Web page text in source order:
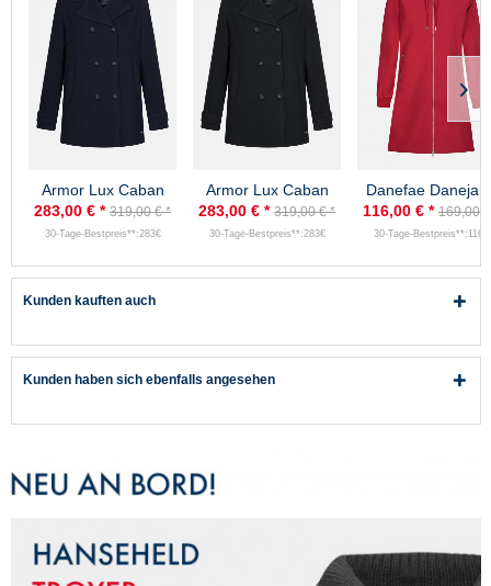
Armor Lux Caban
Damen Marine
283,00 € * 319,00 € *
30-Tage-Bestpreis**:283€
Armor Lux Caban
Damen Schwarz
283,00 € * 319,00 € *
30-Tage-Bestpreis**:283€
Danefae
Damen Softshell
116,00 € * 169,00
30-Tage-Bestpreis**:116€
Kunden kauften auch
Kunden haben sich ebenfalls angesehen